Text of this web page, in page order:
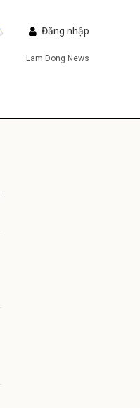
Đăng nhập
Lam Dong News